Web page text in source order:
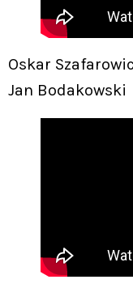
Oskar
Jan Bodakowski